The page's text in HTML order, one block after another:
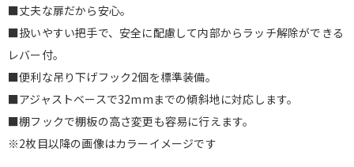
■丈夫な扉だから安心。
■扱いやすい把手で、安全に配慮して内部からラッチ解除ができる
レバー付。
■便利な吊り下げフック2個を標準装備。
■アジャストベースで32mmまでの傾斜地に対応します。
■棚フックで棚板の高さ変更も容易に行えます。
※2枚目以降の画像はカラーイメージです